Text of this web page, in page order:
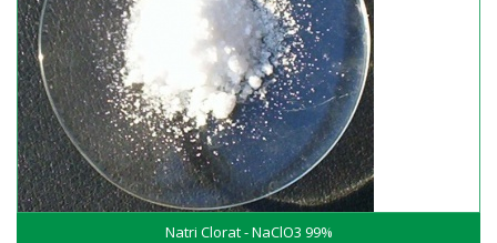
Natri Clorat - NaClO3 99%